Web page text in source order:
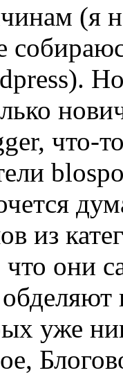
(я
что-
из
что они
уже